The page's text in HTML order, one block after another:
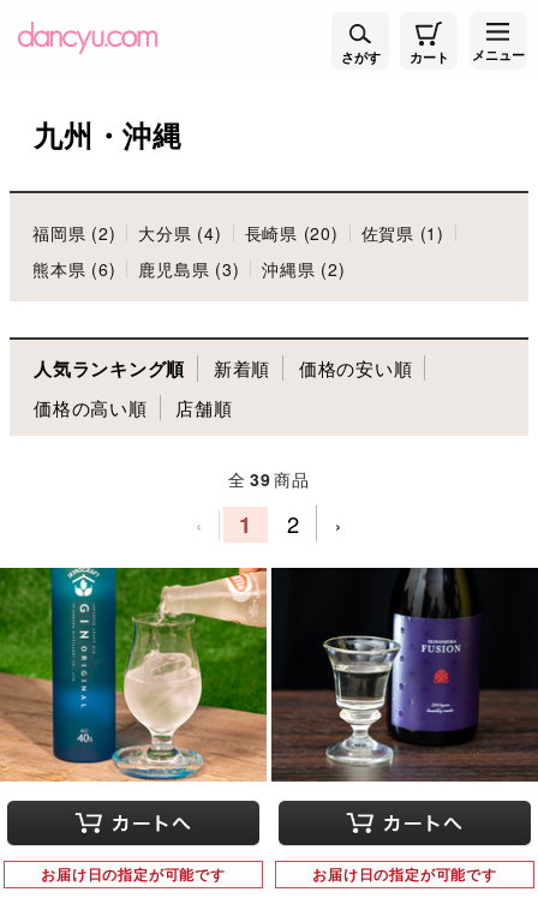
さがす カート メニュー
九州・沖縄
福岡県 (2) 大分県 (4) 長崎県 (20)
佐賀県 (1)
熊本県 (6)
鹿児島県 (3) 沖縄県 (2)
人気ランキング順 新着順
価格の安い順
価格の高い順
店舗順
全 39商品
‹ 1 2 ›
お届け日の指定が可能です お届け日の指定が可能です